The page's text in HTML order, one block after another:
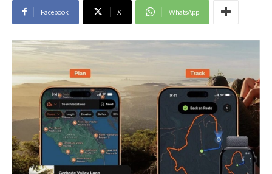
Facebook X WhatsApp